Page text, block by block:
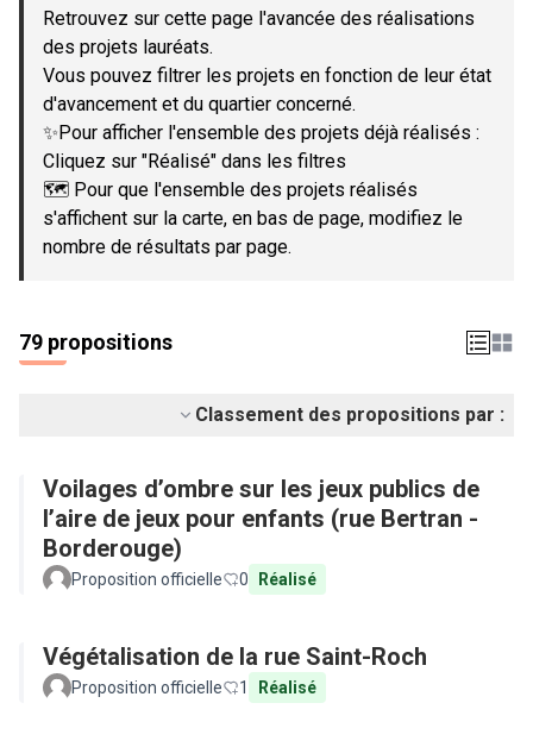
−
Retrouvez sur cette page l'avancée des réalisations
des projets lauréats.
Vous pouvez filtrer les projets en fonction de leur état
d'avancement et du quartier concerné.
✨Pour afficher l'ensemble des projets déjà réalisés :
Cliquez sur "Réalisé" dans les filtres
🗺️ Pour que l'ensemble des projets réalisés
s'affichent sur la carte, en bas de page, modifiez le
nombre de résultats par page.
79 propositions
Classement des propositions par :
Voilages d’ombre sur les jeux publics de
l’aire de jeux pour enfants (rue Bertran -
Borderouge)
Proposition officielle 0 Réalisé
Végétalisation de la rue Saint-Roch
Proposition officielle 1 Réalisé